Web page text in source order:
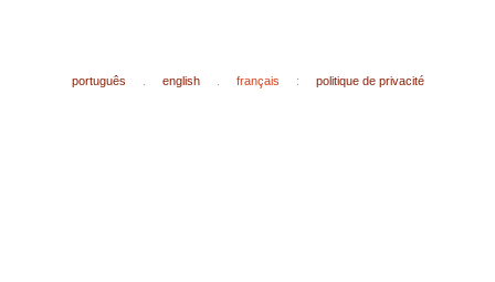
português english français : politique de privacité